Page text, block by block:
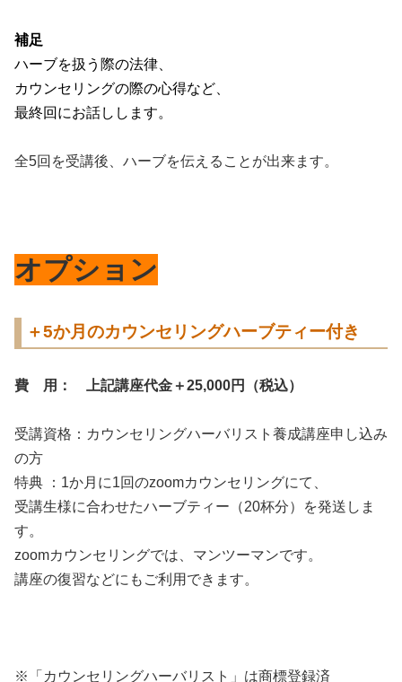
補足
ハーブを扱う際の法律、
カウンセリングの際の心得など、
最終回にお話しします。
全5回を受講後、ハーブを伝えることが出来ます。
オプション
＋5か月のカウンセリングハーブティー付き
費 用： 上記講座代金＋25,000円（税込）
受講資格：カウンセリングハーバリスト養成講座申し込み
の方
特典 ：1か月に1回のzoomカウンセリングにて、
受講生様に合わせたハーブティー（20杯分）を発送しま
す。
zoomカウンセリングでは、マンツーマンです。
講座の復習などにもご利用できます。
※「カウンセリングハーバリスト」は商標登録済